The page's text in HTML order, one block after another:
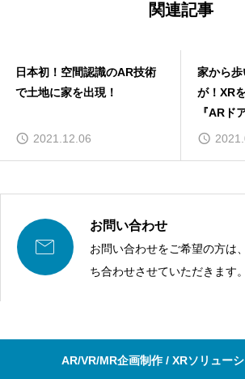
関連記事
日本初！空間認識のAR技術
で土地に家を出現！
2021.12.06
家から
が！XR
『ARド
ャル見学

お問い合わせ
お問い合わせをご希望の方は
ち合わせさせていただきます。
AR/VR/MR企画制作 / XRソリュー